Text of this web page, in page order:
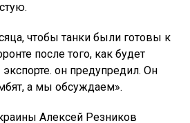
чтобы танки были готовы к
после того, как будет
он предупредил. Он
а мы обсуждаем».
Алексей Резников